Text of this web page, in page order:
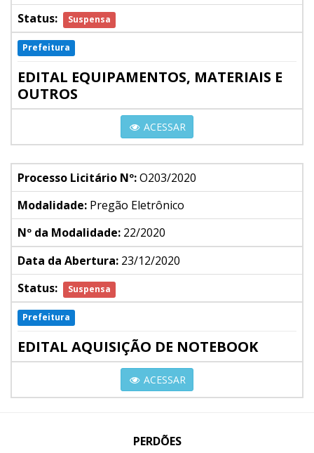
Status:
Suspensa
Prefeitura
EDITAL EQUIPAMENTOS, MATERIAIS E
OUTROS
ACESSAR
Processo Licitário Nº:O203/2020
Modalidade: Pregão Eletrônico
Nº da Modalidade: 22/2020
Data da Abertura: 23/12/2020
Status:
Suspensa
Prefeitura
EDITAL AQUISIÇÃO DE NOTEBOOK
ACESSAR
PERDÕES